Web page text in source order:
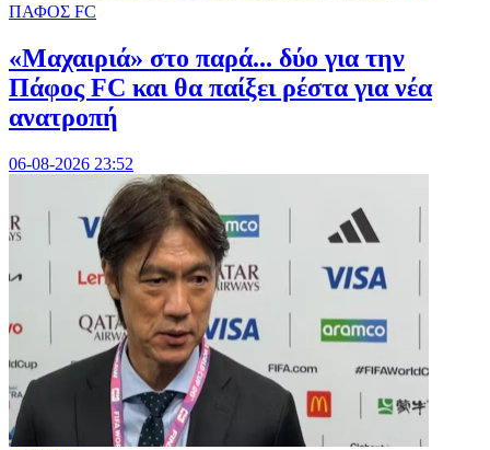
ΠΑΦΟΣ FC
«Μαχαιριά» στο παρά... δύο για την
Πάφος FC και θα παίξει ρέστα για νέα
ανατροπή
06-08-2026 23:52